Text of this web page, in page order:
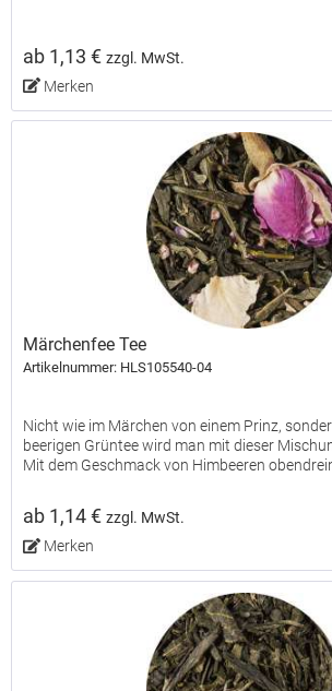
ab 1,13 €zzgl. MwSt.
Merken
Märchenfee Tee
Artikelnummer: HLS105540-04
Nicht wie im Märchen von einem Prinz,
beerigen Grüntee wird man mit dieser
Mit dem Geschmack von Himbeeren
ab 1,14 €zzgl. MwSt.
Merken